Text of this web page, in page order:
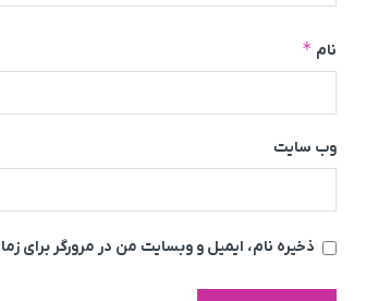
نام *
وب‌ سایت
ذخیره نام، ایمیل و وبسایت من در مرورگر برای